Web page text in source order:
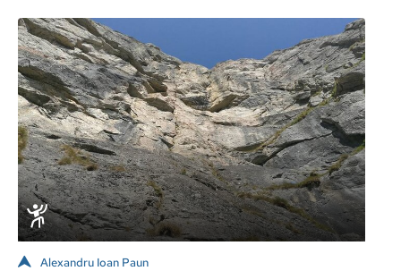
Alexandru Ioan Paun